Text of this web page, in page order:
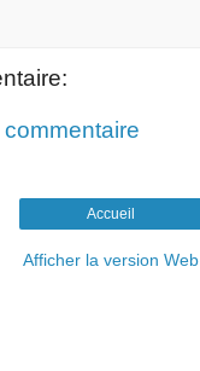
Accueil
Afficher la version Web